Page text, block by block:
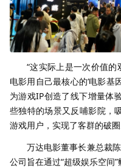
“这实际上是一次价值的
电影用自己最核心的‘电影
为游戏IP创造了线下增量体
些独特的场景又反哺影院，
游戏用户，实现了客群的破圈
万达电影董事长兼总裁
公司旨在通过“超级娱乐空间